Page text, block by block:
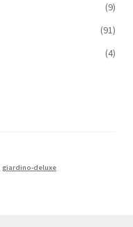
(9)
(91)
(4)
giardino-deluxe